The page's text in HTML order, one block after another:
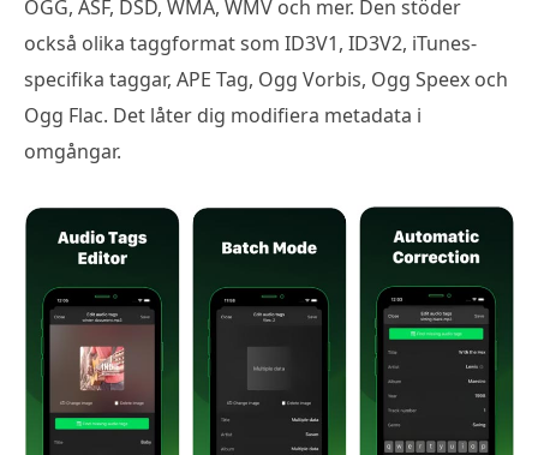
OGG, ASF, DSD, WMA, WMV och mer. Den stöder
också olika taggformat som ID3V1, ID3V2, iTunes-
specifika taggar, APE Tag, Ogg Vorbis, Ogg Speex och
Ogg Flac. Det låter dig modifiera metadata i
omgångar.